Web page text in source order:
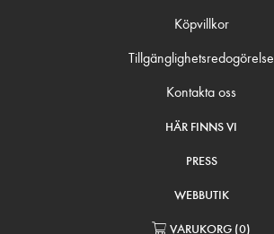
Köpvillkor
Tillgänglighetsredogörelse
Kontakta oss
HÄR FINNS VI
PRESS
WEBBUTIK
VARUKORG (0)